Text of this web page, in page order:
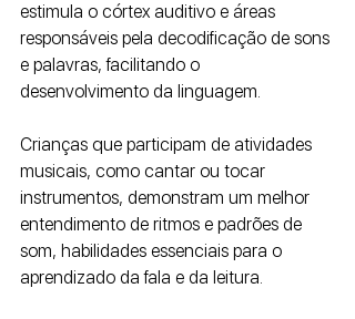
estimula o córtex auditivo e áreas
responsáveis pela decodificação de sons
e palavras, facilitando o
desenvolvimento da linguagem.
Crianças que participam de atividades
musicais, como cantar ou tocar
instrumentos, demonstram um melhor
entendimento de ritmos e padrões de
som, habilidades essenciais para o
aprendizado da fala e da leitura.